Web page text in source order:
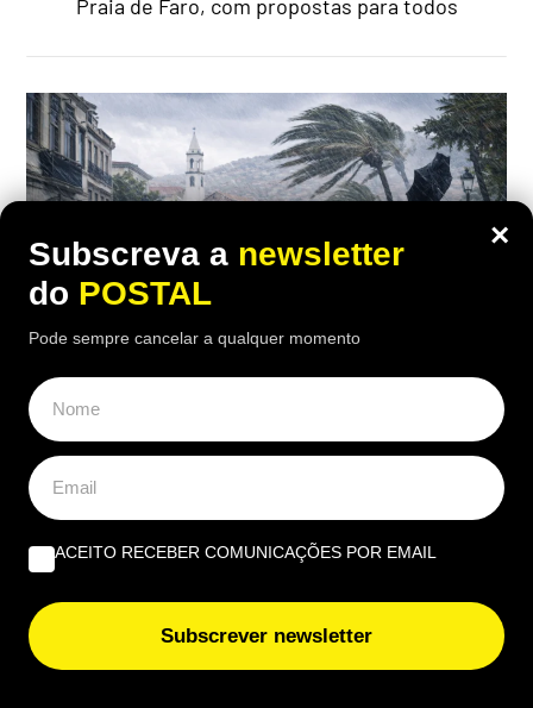
Praia de Faro, com propostas para todos
TEMPO
Vem aí chuva forte, trovoada e rajadas
até 100 km/h: depressão vai ‘castigar’
esta região
Chuva por vezes fortes, trovoada e rajadas até 100
×
Subscreva a newsletter
do POSTAL
Pode sempre cancelar a qualquer momento
ACEITO RECEBER COMUNICAÇÕES POR EMAIL
Subscrever newsletter